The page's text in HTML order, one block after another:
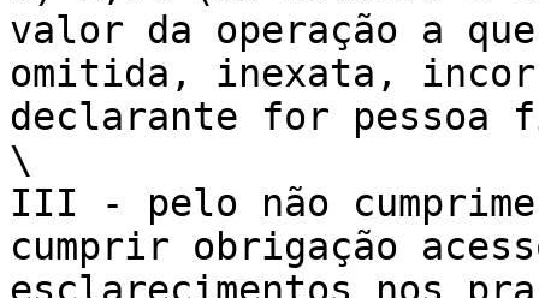
valor da operação a
omitida, inexata,
declarante for
\
III - pelo não
cumprir obrigação